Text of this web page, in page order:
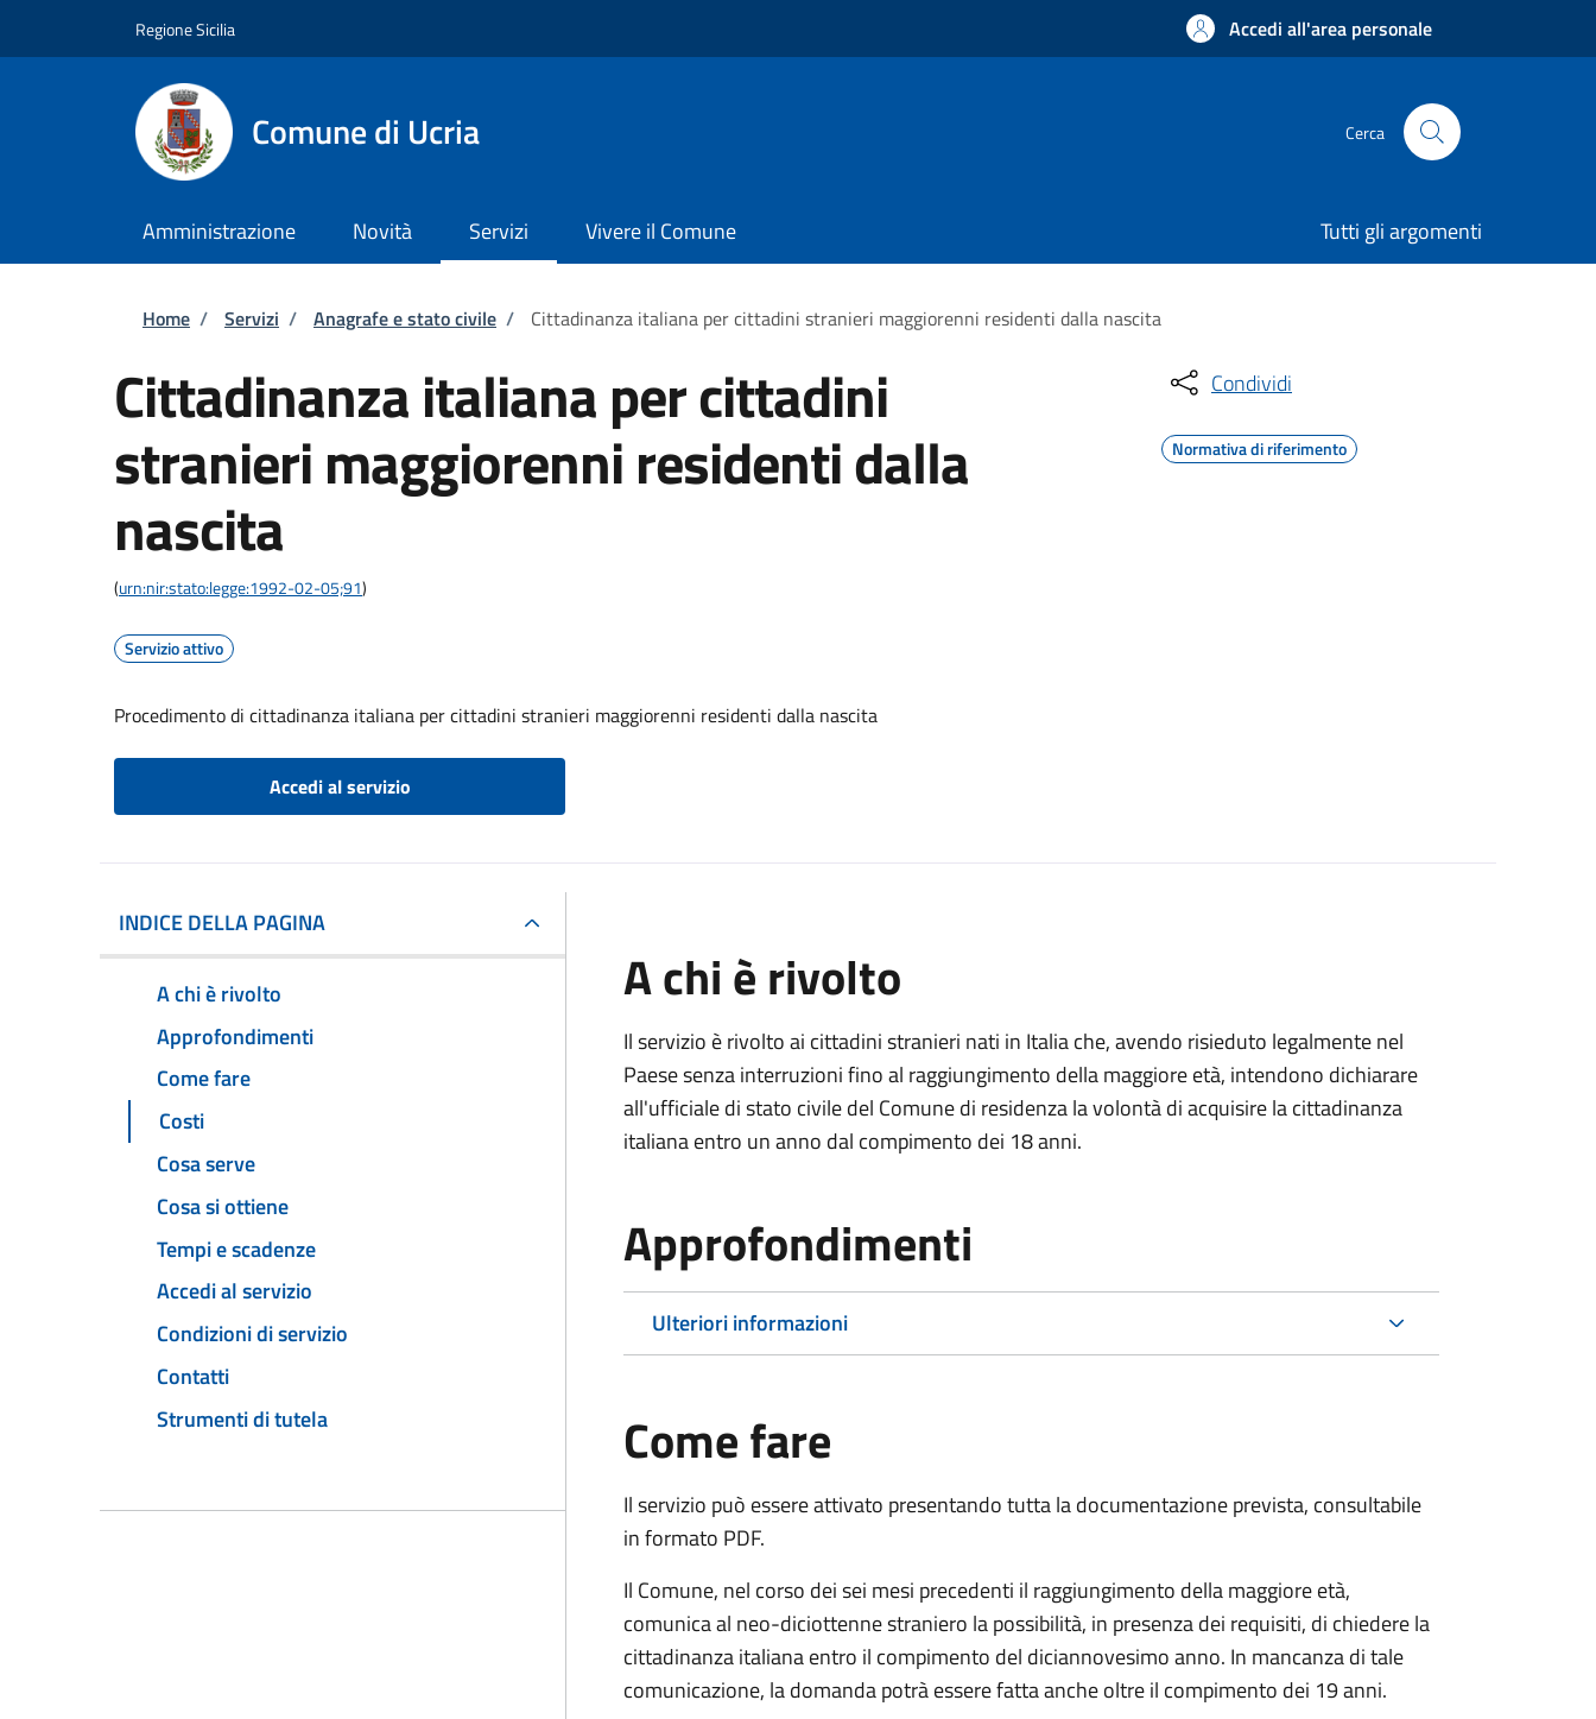
Regione Sicilia Accedi all'area personale
Comune di Ucria Cerca
Amministrazione Novità Servizi Vivere il Comune Tutti gli argomenti
Briciole di pane
Home / Servizi / Anagrafe e stato civile / Cittadinanza italiana per cittadini stranieri maggiorenni residenti dalla nascita
Cittadinanza italiana per cittadini
stranieri maggiorenni residenti dalla
nascita
(urn:nir:stato:legge:1992-02-05;91)
Servizio attivo
Procedimento di cittadinanza italiana per cittadini stranieri maggiorenni residenti dalla nascita
Accedi al servizio
Condividi
Normativa di riferimento
INDICE DELLA PAGINA
A chi è rivolto
Approfondimenti
Come fare
Costi
Cosa serve
Cosa si ottiene
Tempi e scadenze
Accedi al servizio
Condizioni di servizio
Contatti
Strumenti di tutela
A chi è rivolto
Il servizio è rivolto ai cittadini stranieri nati in Italia che, avendo risieduto legalmente nel
Paese senza interruzioni fino al raggiungimento della maggiore età, intendono dichiarare
all'ufficiale di stato civile del Comune di residenza la volontà di acquisire la cittadinanza
italiana entro un anno dal compimento dei 18 anni.
Approfondimenti
Ulteriori informazioni
Come fare
Il servizio può essere attivato presentando tutta la documentazione prevista, consultabile
in formato PDF.
Il Comune, nel corso dei sei mesi precedenti il raggiungimento della maggiore età,
comunica al neo-diciottenne straniero la possibilità, in presenza dei requisiti, di chiedere la
cittadinanza italiana entro il compimento del diciannovesimo anno. In mancanza di tale
comunicazione, la domanda potrà essere fatta anche oltre il compimento dei 19 anni.